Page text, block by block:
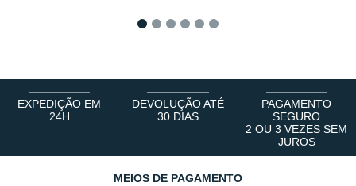
EXPEDIÇÃO EM
24H
DEVOLUÇÃO ATÉ
30 DIAS
PAGAMENTO
SEGURO
2 OU 3 VEZES SEM
JUROS
MEIOS DE PAGAMENTO